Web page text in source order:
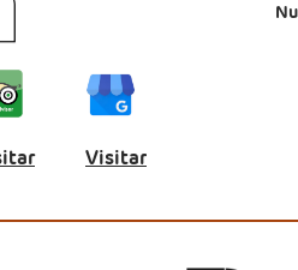
Visitar